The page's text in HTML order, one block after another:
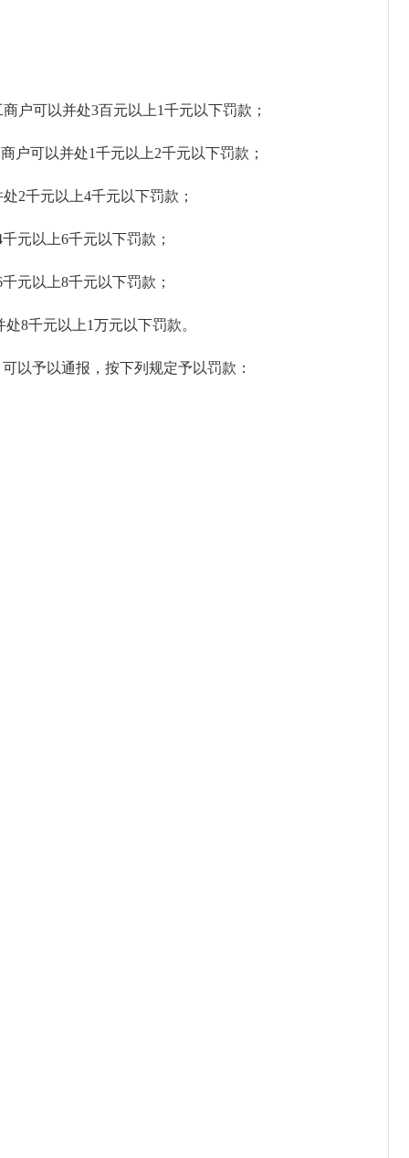
户可以并处3百元以上1千元以下罚款；
可以并处1千元以上2千元以下罚款；
2千元以上4千元以下罚款；
元以上6千元以下罚款；
元以上8千元以下罚款；
8千元以上1万元以下罚款。
予以通报，按下列规定予以罚款：